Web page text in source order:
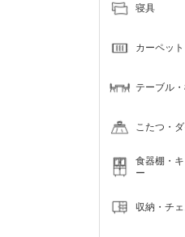
寝具
カーペッ
テーブル
こたつ・
食器棚・
ー
収納・チェ